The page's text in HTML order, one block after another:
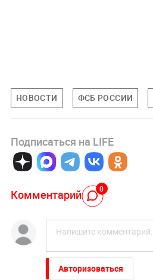
НОВОСТИ ФСБ РОССИИ
Подписаться на LIFE
Комментарий 0
Авторизоваться